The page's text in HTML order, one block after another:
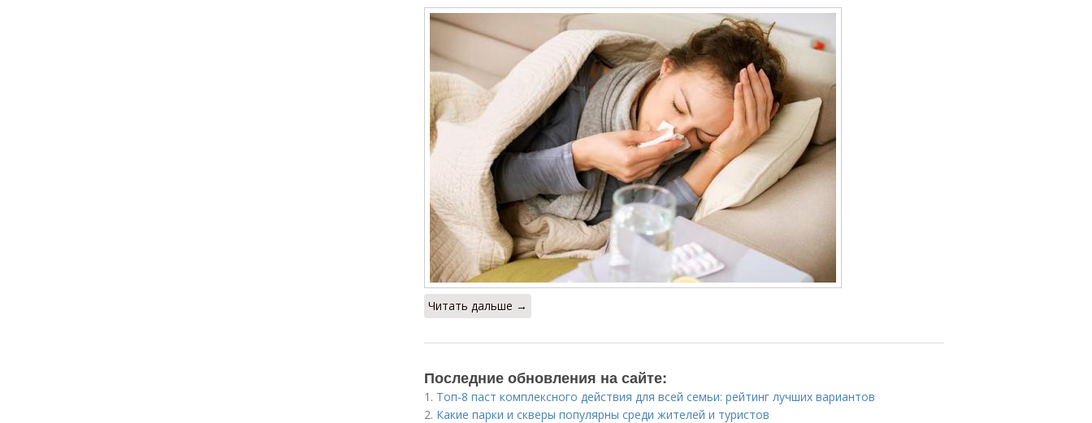
Читать дальше →
Последние обновления на сайте:
1. Топ-8 паст комплексного действия для всей семьи: рейтинг лучших вариантов
2. Какие парки и скверы популярны среди жителей и туристов